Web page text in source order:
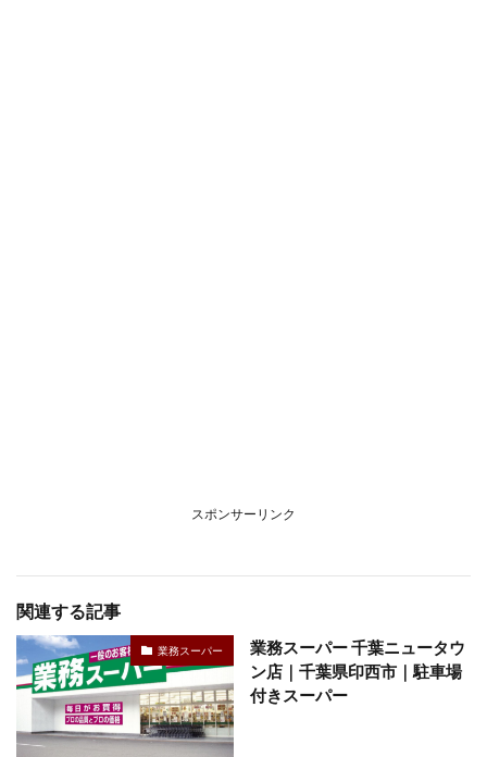
スポンサーリンク
関連する記事
業務スーパー
業務スーパー 千葉ニュータウ
ン店｜千葉県印西市｜駐車場
付きスーパー